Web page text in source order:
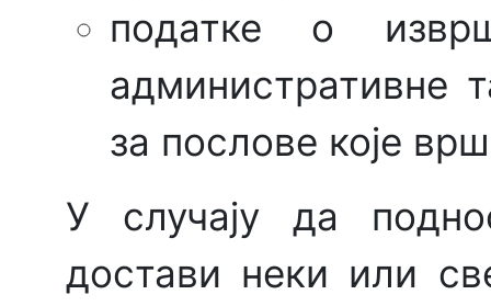
податке о
административне
за послове које
У случају да
достави неки или